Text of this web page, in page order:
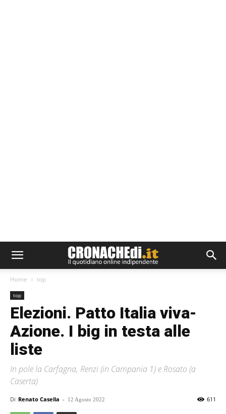
Home top
top
Elezioni. Patto Italia viva-
Azione. I big in testa alle
liste
In pole la Carfagna, Renzi (in Campania 1) e Rosato (a
Caserta)
Di Renato Casella - 12 Agosto 2022 611